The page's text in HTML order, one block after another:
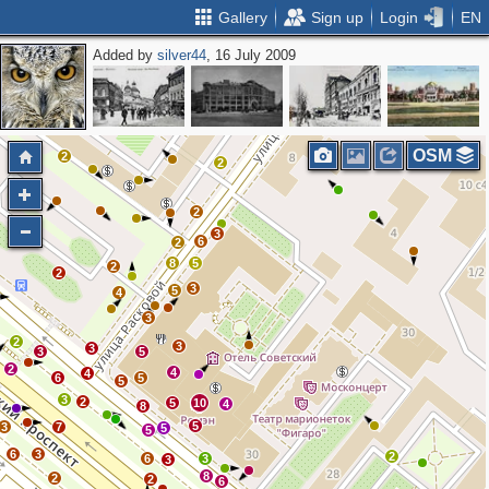
Gallery Sign up Login EN
Added bysilver44, 16 July 2009
3
6
5
8
2
2
2
2
2
4
2
2
3
2
2
6
3
3
7
3
8
5
5
3
4
2
6
5
3
3
5
4
3
5 10 4
6
8
3
5
5
5
6
3
2
2
OSM